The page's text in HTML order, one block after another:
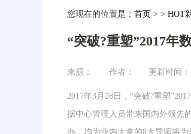
您现在的位置是： 首页 > > HOT
“突破?重塑”2017年
来源： 作者： 更新时间：
2017年3月28日，“突破?重塑
据中心管理人员带来国内外领先
办，均为业内大拿的8大导师将